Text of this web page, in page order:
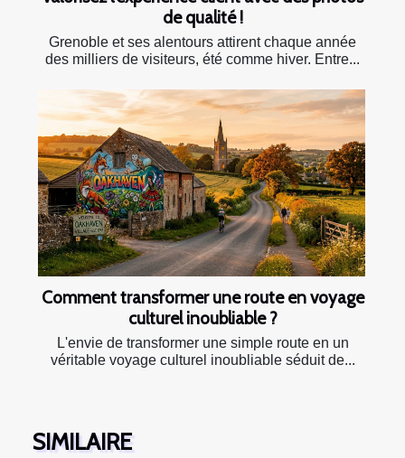
de qualité !
Grenoble et ses alentours attirent chaque année
des milliers de visiteurs, été comme hiver. Entre...
Comment transformer une route en voyage
culturel inoubliable ?
L'envie de transformer une simple route en un
véritable voyage culturel inoubliable séduit de...
SIMILAIRE